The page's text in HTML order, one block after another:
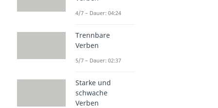
4/7 – Dauer: 04:24
Trennbare
Verben
5/7 – Dauer: 02:37
Starke und
schwache
Verben